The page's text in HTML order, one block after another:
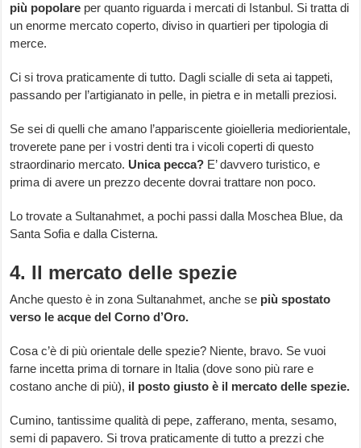
più popolare per quanto riguarda i mercati di Istanbul. Si tratta di
un enorme mercato coperto, diviso in quartieri per tipologia di
merce.
Ci si trova praticamente di tutto. Dagli scialle di seta ai tappeti,
passando per l’artigianato in pelle, in pietra e in metalli preziosi.
Se sei di quelli che amano l’appariscente gioielleria mediorientale,
troverete pane per i vostri denti tra i vicoli coperti di questo
straordinario mercato. Unica pecca? E’ davvero turistico, e
prima di avere un prezzo decente dovrai trattare non poco.
Lo trovate a Sultanahmet, a pochi passi dalla Moschea Blue, da
Santa Sofia e dalla Cisterna.
4. Il mercato delle spezie
Anche questo è in zona Sultanahmet, anche se più spostato
verso le acque del Corno d’Oro.
Cosa c’è di più orientale delle spezie? Niente, bravo. Se vuoi
farne incetta prima di tornare in Italia (dove sono più rare e
costano anche di più), il posto giusto è il mercato delle spezie.
Cumino, tantissime qualità di pepe, zafferano, menta, sesamo,
semi di papavero. Si trova praticamente di tutto a prezzi che